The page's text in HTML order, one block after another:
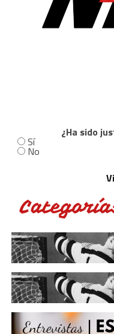
¿Ha sido
Sí
No